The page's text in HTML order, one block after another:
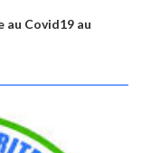
au Covid19 au